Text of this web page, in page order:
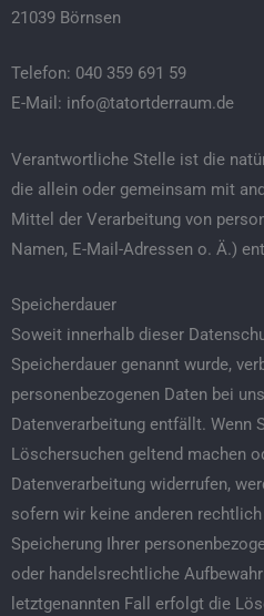
21039 Börnsen
Telefon: 040 359 691 59
E-Mail: info@tatortderraum.de
Verantwortliche Stelle ist die
die allein oder gemeinsam mit
Mittel der Verarbeitung von
Namen, E-Mail-Adressen o. Ä.)
Speicherdauer
Soweit innerhalb dieser
Speicherdauer genannt wurde,
personenbezogenen Daten bei
Datenverarbeitung entfällt. Wenn
Löschersuchen geltend machen
Datenverarbeitung widerrufen,
sofern wir keine anderen
Speicherung Ihrer
oder handelsrechtliche
letztgenannten Fall erfolgt die